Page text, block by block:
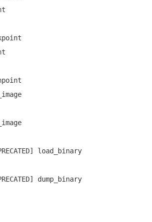
load_binary
dump_binary